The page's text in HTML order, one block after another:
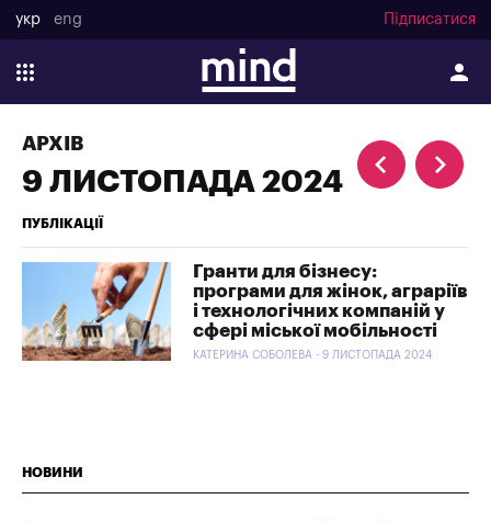
укр eng Підписатися
АРХІВ
9 ЛИСТОПАДА 2024
ПУБЛІКАЦІЇ
Гранти для бізнесу:
програми для жінок, аграріїв
і технологічних компаній у
сфері міської мобільності
КАТЕРИНА СОБОЛЕВА - 9 ЛИСТОПАДА 2024
НОВИНИ